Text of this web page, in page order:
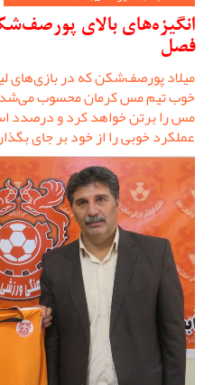
انگیزه‌های بالای
فصل
میلاد پورصف‌شکن که در بازی‌های
خوب تیم مس کرمان محسوب
مس را برتن خواهد کرد و درصدد
عملکرد خوبی را از خود بر جای